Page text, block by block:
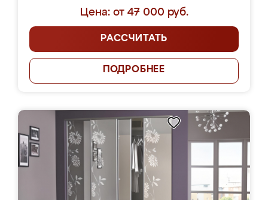
Цена: от 47 000 руб.
РАССЧИТАТЬ
ПОДРОБНЕЕ